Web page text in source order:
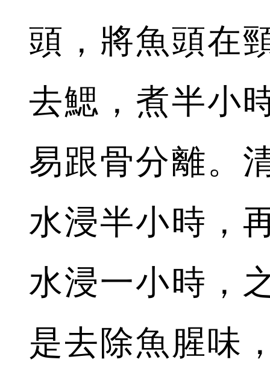
頭，將魚頭在
去鰓，煮半小
易跟骨分離。
水浸半小時，
水浸一小時，
是去除魚腥味